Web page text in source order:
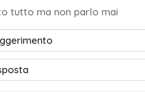
tutto ma non parlo mai